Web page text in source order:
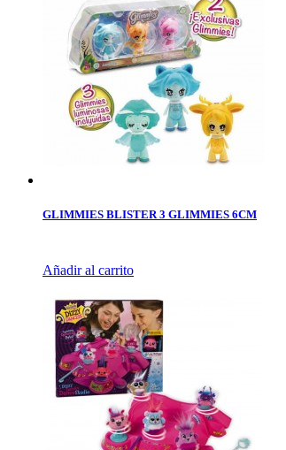
GLIMMIES BLISTER 3 GLIMMIES 6CM
Añadir al carrito